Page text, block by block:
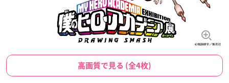
高画質で見る (全4枚)